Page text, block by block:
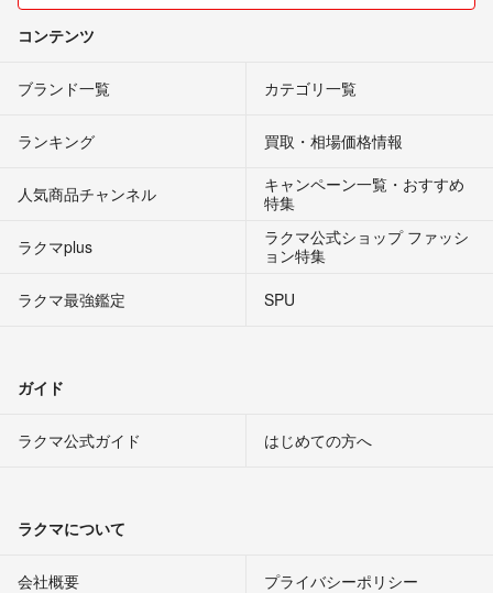
コンテンツ
ブランド一覧 カテゴリ一覧
ランキング 買取・相場価格情報
人気商品チャンネル
キャンペーン一覧・おすすめ
特集
ラクマplus
ラクマ公式ショップ ファッシ
ョン特集
ラクマ最強鑑定
SPU
ガイド
ラクマ公式ガイド はじめての方へ
ラクマについて
会社概要 プライバシーポリシー